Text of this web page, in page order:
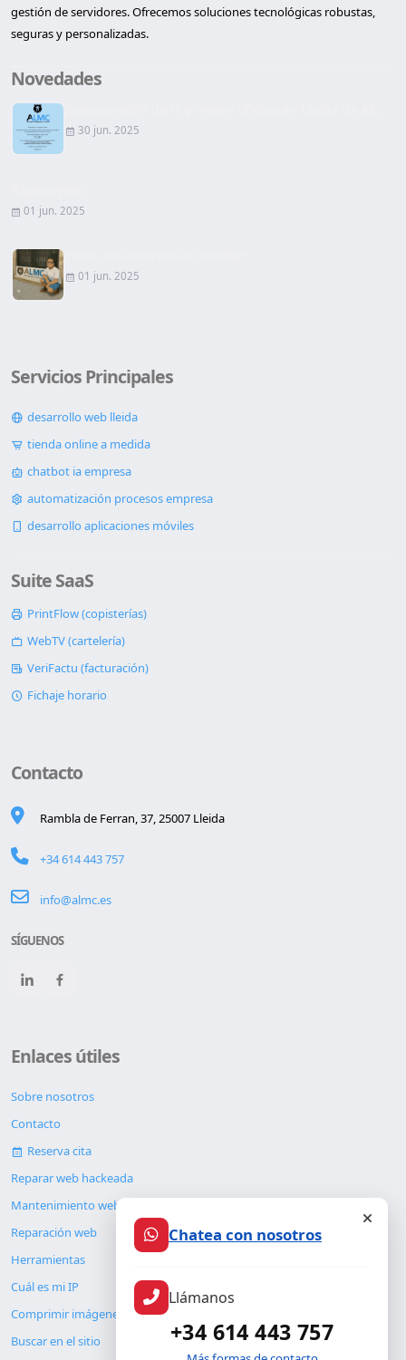
gestión de servidores. Ofrecemos soluciones tecnológicas robustas,
seguras y personalizadas.
Novedades
30 jun. 2025
01 jun. 2025
01 jun. 2025
Servicios Principales
desarrollo web lleida
tienda online a medida
chatbot ia empresa
automatización procesos empresa
desarrollo aplicaciones móviles
Suite SaaS
PrintFlow (copisterías)
WebTV (cartelería)
VeriFactu (facturación)
Fichaje horario
Contacto
Rambla de Ferran, 37, 25007 Lleida
+34 614 443 757
info@almc.es
SÍGUENOS
Enlaces útiles
Sobre nosotros
Contacto
Reserva cita
Reparar web hackeada
Mantenimiento web
Reparación web
Herramientas
Cuál es mi IP
Comprimir imágenes
Buscar en el sitio
Chatea con nosotros
Llámanos
+34 614 443 757